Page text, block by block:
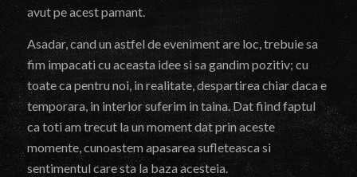
avut pe acest pamant.
Asadar, cand un astfel de eveniment are loc, trebuie sa
fim impacati cu aceasta idee si sa gandim pozitiv; cu
toate ca pentru noi, in realitate, despartirea chiar daca e
temporara, in interior suferim in taina. Dat fiind faptul
ca toti am trecut la un moment dat prin aceste
momente, cunoastem apasarea sufleteasca si
sentimentul care sta la baza acesteia.